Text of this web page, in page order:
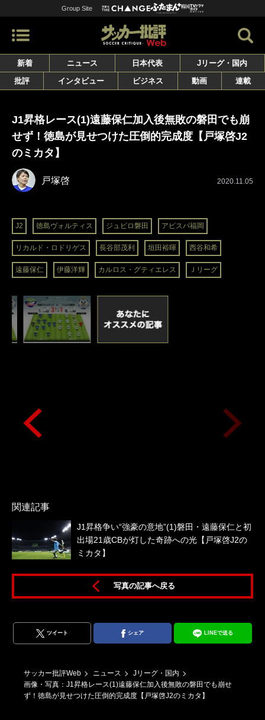
Group Site
新着 ニュース 日本代表
Jリーグ・国内
批評
インタビュー ビジネス 動画 連載
J1昇格レース(1)遠藤保仁加入後無敗の磐田でも崩
せず！徳島が見せつけた圧倒的完成度【戸塚啓J2
のミカタ】
戸塚啓 2020.11.05
J2 徳島ヴォルティス ジュビロ磐田 アビスパ福岡
リカルド・ロドリゲス 長谷部茂利 垣田裕暉 西谷和希
遠藤保仁 伊藤洋輝 カルロス・グティエレス Ｊリーグ
関連記事
J1昇格争い“強豪の意地”(1)磐田・遠藤保仁と初
出場21歳CBが灯した奇跡への光【戸塚啓J2の
ミカタ】
写真の記事へ戻る
ツイート シェア LINEで送る
サッカー批評Web ニュース
Jリーグ・国内
画像・写真：J1昇格レース(1)遠藤保仁加入後無敗の磐田でも崩せ
ず！徳島が見せつけた圧倒的完成度【戸塚啓J2のミカタ】